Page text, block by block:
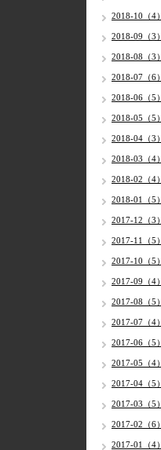
2018-10（4）
2018-09（3）
2018-08（3）
2018-07（6）
2018-06（5）
2018-05（5）
2018-04（3）
2018-03（4）
2018-02（4）
2018-01（5）
2017-12（3）
2017-11（5）
2017-10（5）
2017-09（4）
2017-08（5）
2017-07（4）
2017-06（5）
2017-05（4）
2017-04（5）
2017-03（5）
2017-02（6）
2017-01（4）